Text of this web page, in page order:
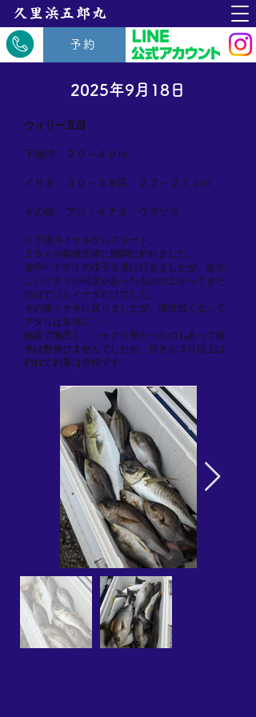
​久里浜五郎丸
予約
2025年9月18日
ウィリー五目
下浦沖 ２０～４０ｍ
イサキ ３０～３８匹 ２２～２７ｃｍ
その他 アジ・イナダ・ウマヅラ
※下浦沖イサキからスタート。
２５ｃｍ前後主体に順調に釣れました。
途中ハナダイの様子を見に行きましたが、あや
しいアタリが何度かあったものの上がってきた
のはアジとイナダだけでした。
その後イサキに戻りましたが、活性低くなって
アタリは単発に・・・
強風で海悪く、シャクリ難かったのもあって後
半は数伸びませんでしたが、皆さん３０以上は
釣れて釣果は良好です。